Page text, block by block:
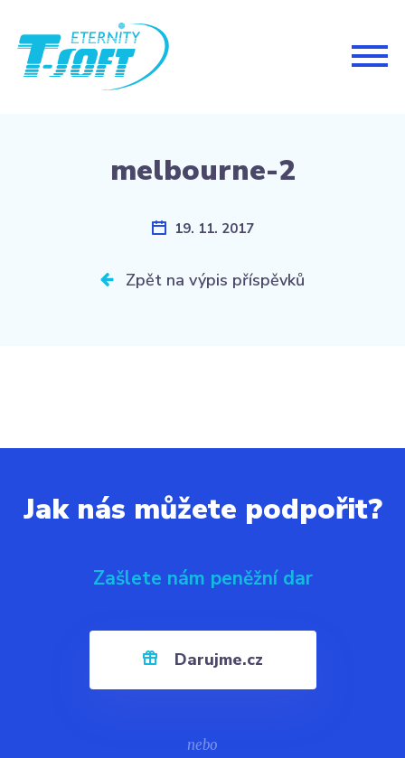
melbourne-2
19. 11. 2017
Zpět na výpis příspěvků
Jak nás můžete podpořit?
Zašlete nám peněžní dar
Darujme.cz
nebo